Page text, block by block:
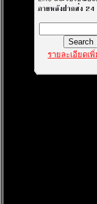
รายละเอียดเ